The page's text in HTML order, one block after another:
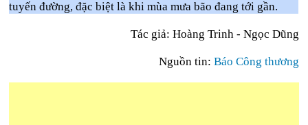
tuyến đường, đặc biệt là khi mùa mưa bão đang tới gần.
Tác giả: Hoàng Trinh - Ngọc Dũng
Nguồn tin: Báo Công thương